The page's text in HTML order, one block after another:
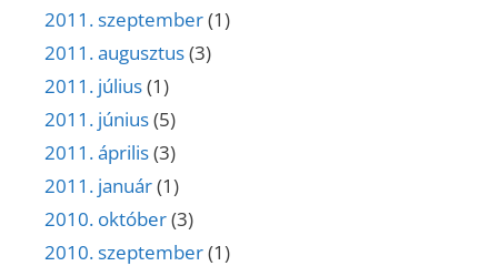
2011. szeptember(1)
2011. augusztus(3)
2011. július(1)
2011. június(5)
2011. április(3)
2011. január(1)
2010. október(3)
2010. szeptember(1)